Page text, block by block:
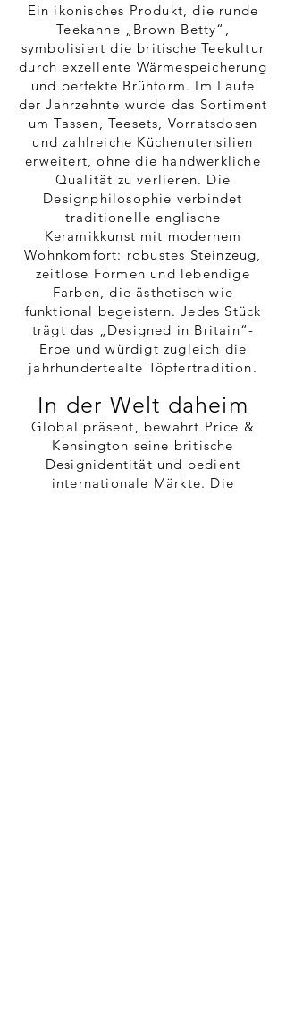
Ein ikonisches Produkt, die runde
Teekanne „Brown Betty“,
symbolisiert die britische Teekultur
durch exzellente Wärmespeicherung
und perfekte Brühform. Im Laufe
der Jahrzehnte wurde das Sortiment
um Tassen, Teesets, Vorratsdosen
und zahlreiche Küchenutensilien
erweitert, ohne die handwerkliche
Qualität zu verlieren. Die
Designphilosophie verbindet
traditionelle englische
Keramikkunst mit modernem
Wohnkomfort: robustes Steinzeug,
zeitlose Formen und lebendige
Farben, die ästhetisch wie
funktional begeistern. Jedes Stück
trägt das „Designed in Britain“-
Erbe und würdigt zugleich die
jahrhundertealte Töpfertradition.
In der Welt daheim
Global präsent, bewahrt Price &
Kensington seine britische
Designidentität und bedient
internationale Märkte. Die